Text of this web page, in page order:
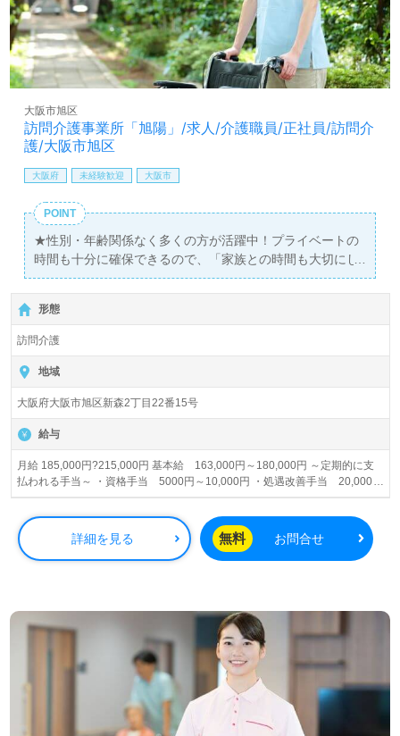
訪問介護事業所「旭陽」/求人/介護職員/正社員/訪問介
護/大阪市旭区
大阪市旭区
大阪府 未経験歓迎 大阪市
POINT
★性別・年齢関係なく多くの方が活躍中！プライベートの
時間も十分に確保できるので、「家族との時間も大切にし
たい」という方にもお勧めです！
形態
訪問介護
地域
大阪府大阪市旭区新森2丁目22番15号
給与
月給 185,000円?215,000円 基本給 163,000円～180,000円 ～定期的に支
払われる手当～ ・資格手当 5000円～10,000円 ・処遇改善手当 20,000円
～33,000円 ・熟練手当 0円～12,000円 ～サービス提供責任者登録後～ ・
サービス提供者手当 20,000円
詳細を見る 無料 お問合せ